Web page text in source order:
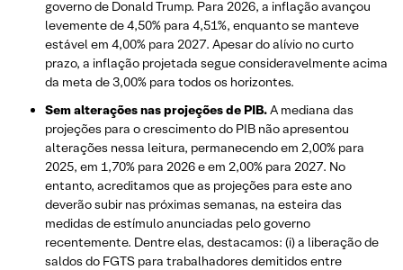
governo de Donald Trump. Para 2026, a inflação avançou
levemente de 4,50% para 4,51%, enquanto se manteve
estável em 4,00% para 2027. Apesar do alívio no curto
prazo, a inflação projetada segue consideravelmente acima
da meta de 3,00% para todos os horizontes.
Sem alterações nas projeções de PIB.A mediana das
projeções para o crescimento do PIB não apresentou
alterações nessa leitura, permanecendo em 2,00% para
2025, em 1,70% para 2026 e em 2,00% para 2027. No
entanto, acreditamos que as projeções para este ano
deverão subir nas próximas semanas, na esteira das
medidas de estímulo anunciadas pelo governo
recentemente. Dentre elas, destacamos: (i) a liberação de
saldos do FGTS para trabalhadores demitidos entre